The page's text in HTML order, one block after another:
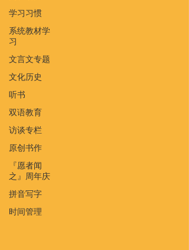
学习习惯
系统教材学
习
文言文专题
文化历史
听书
双语教育
访谈专栏
原创书作
『愿者闻
之』周年庆
拼音写字
时间管理